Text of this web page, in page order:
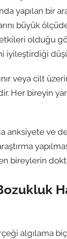
yapılan bir
büyük
olduğu
iyileştirdiği
veya cilt
Her bireyin
anksiyete ve
bireylerin
algılama